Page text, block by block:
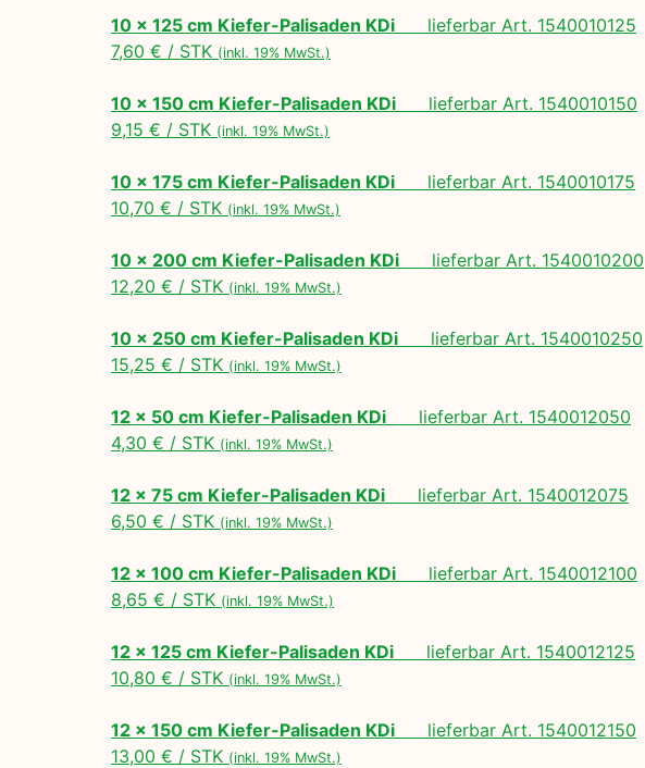
10 x 125 cm Kiefer-Palisaden KDi lieferbar Art. 1540010125
7,60 € / STK (inkl. 19% MwSt.)
10 x 150 cm Kiefer-Palisaden KDi lieferbar Art. 1540010150
9,15 € / STK (inkl. 19% MwSt.)
10 x 175 cm Kiefer-Palisaden KDi lieferbar Art. 1540010175
10,70 € / STK (inkl. 19% MwSt.)
10 x 200 cm Kiefer-Palisaden KDi lieferbar Art. 1540010200
12,20 € / STK (inkl. 19% MwSt.)
10 x 250 cm Kiefer-Palisaden KDi lieferbar Art. 1540010250
15,25 € / STK (inkl. 19% MwSt.)
12 x 50 cm Kiefer-Palisaden KDi lieferbar Art. 1540012050
4,30 € / STK (inkl. 19% MwSt.)
12 x 75 cm Kiefer-Palisaden KDi lieferbar Art. 1540012075
6,50 € / STK (inkl. 19% MwSt.)
12 x 100 cm Kiefer-Palisaden KDi lieferbar Art. 1540012100
8,65 € / STK (inkl. 19% MwSt.)
12 x 125 cm Kiefer-Palisaden KDi lieferbar Art. 1540012125
10,80 € / STK (inkl. 19% MwSt.)
12 x 150 cm Kiefer-Palisaden KDi lieferbar Art. 1540012150
13,00 € / STK (inkl. 19% MwSt.)